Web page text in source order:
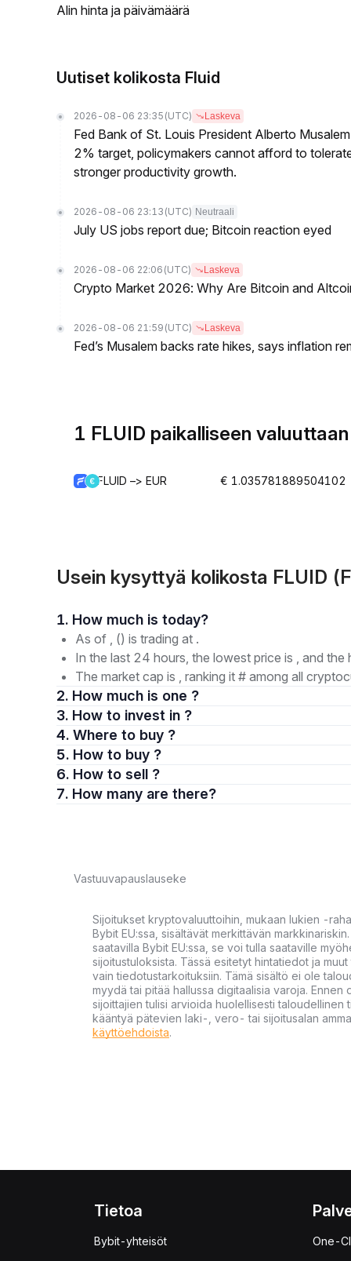
Alin hinta ja päivämäärä
Uutiset kolikosta Fluid
2026-08-06 23:35 (UTC) Laskeva
Fed Bank of St. Louis President Alberto
2% target, policymakers cannot afford to
stronger productivity growth.
2026-08-06 23:13 (UTC) Neutraali
July US jobs report due; Bitcoin reaction eyed
2026-08-06 22:06 (UTC) Laskeva
Crypto Market 2026: Why Are Bitcoin and
2026-08-06 21:59 (UTC) Laskeva
Fed’s Musalem backs rate hikes, says inflation
1 FLUID paikalliseen valuuttaan
FLUID –> EUR € 1.035781889504102
Usein kysyttyä kolikosta FLUID
1. How much is today?
As of , () is trading at .
In the last 24 hours, the lowest price is , and
The market cap is , ranking it # among all
2. How much is one ?
3. How to invest in ?
4. Where to buy ?
5. How to buy ?
6. How to sell ?
7. How many are there?
Vastuuvapauslauseke
Sijoitukset kryptovaluuttoihin, mukaan lukien -
Bybit EU:ssa, sisältävät merkittävän
saatavilla Bybit EU:ssa, se voi tulla saataville
sijoitustuloksista. Tässä esitetyt hintatiedot ja
vain tiedotustarkoituksiin. Tämä sisältö ei ole
myydä tai pitää hallussa digitaalisia varoja.
sijoittajien tulisi arvioida huolellisesti
kääntyä pätevien laki-, vero- tai sijoitusalan
käyttöehdoista.
Tietoa
Bybit-yhteisöt One-